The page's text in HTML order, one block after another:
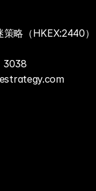
略（HKEX:2440）
3038